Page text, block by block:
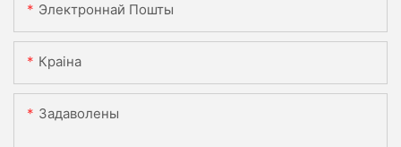
Электроннай Пошты
Краіна
Задаволены